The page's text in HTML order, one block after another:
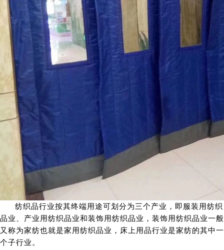
纺织品行业按其终端用途可划分为三个产业，即服装用纺织
品业、产业用纺织品业和装饰用纺织品业，装饰用纺织品业一般
又称为家纺也就是家用纺织品业，床上用品行业是家纺的其中一
个子行业。